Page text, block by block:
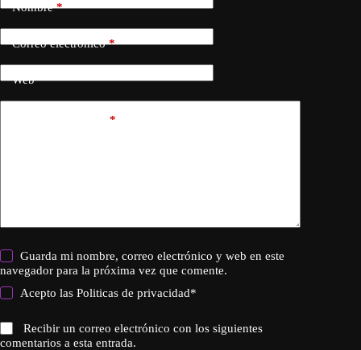
Nombre*
Correo electrónico*
Web
*
Guarda mi nombre, correo electrónico y web en este
navegador para la próxima vez que comente.
Acepto lasPoliticas de privacidad*
Recibir un correo electrónico con los siguientes
comentarios a esta entrada.